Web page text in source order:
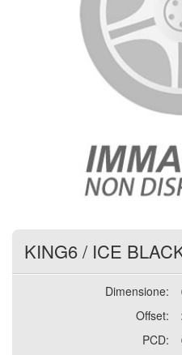
KING6/ ICE
Dimensione:
Offset:
PCD: